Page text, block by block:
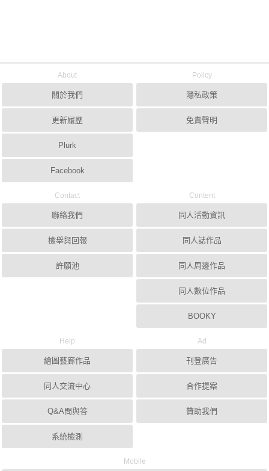
About
關於我們
更新履歷
Plurk
Facebook
Policy
隱私政策
免責聲明
Contact
聯絡我們
檢舉與回報
許願池
Content
同人活動資訊
同人誌作品
同人周邊作品
同人數位作品
BOOKY
Help
繪圖藝廊作品
同人交流中心
Q&A問與答
系統檢測
Ad
刊登廣告
合作提案
贊助我們
Mobile